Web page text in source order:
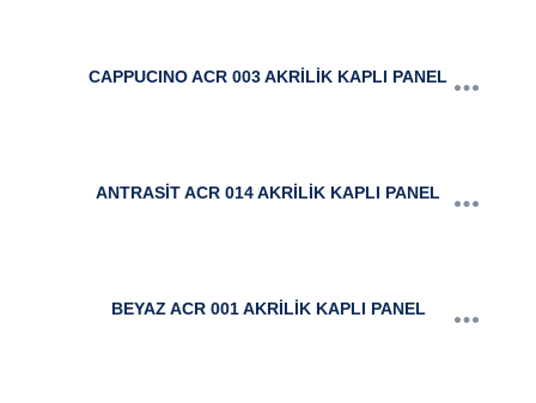
CAPPUCINO ACR 003 AKRİLİK KAPLI PANEL
ANTRASİT ACR 014 AKRİLİK KAPLI PANEL
BEYAZ ACR 001 AKRİLİK KAPLI PANEL